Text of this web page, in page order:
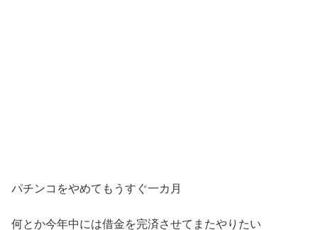
パチンコをやめてもうすぐ一カ月
何とか今年中には借金を完済させてまたやりたい